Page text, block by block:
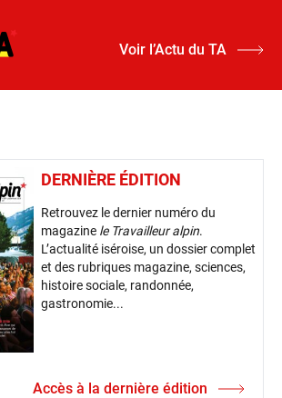
Voir l’Actu du TA
DERNIÈRE ÉDITION
Retrouvez le dernier numéro du
magazine le Travailleur alpin.
L’actualité iséroise, un dossier complet
et des rubriques magazine, sciences,
histoire sociale, randonnée,
gastronomie...
Accès à la dernière édition